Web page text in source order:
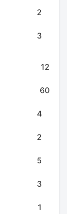
2
3
12
60
4
2
5
3
1